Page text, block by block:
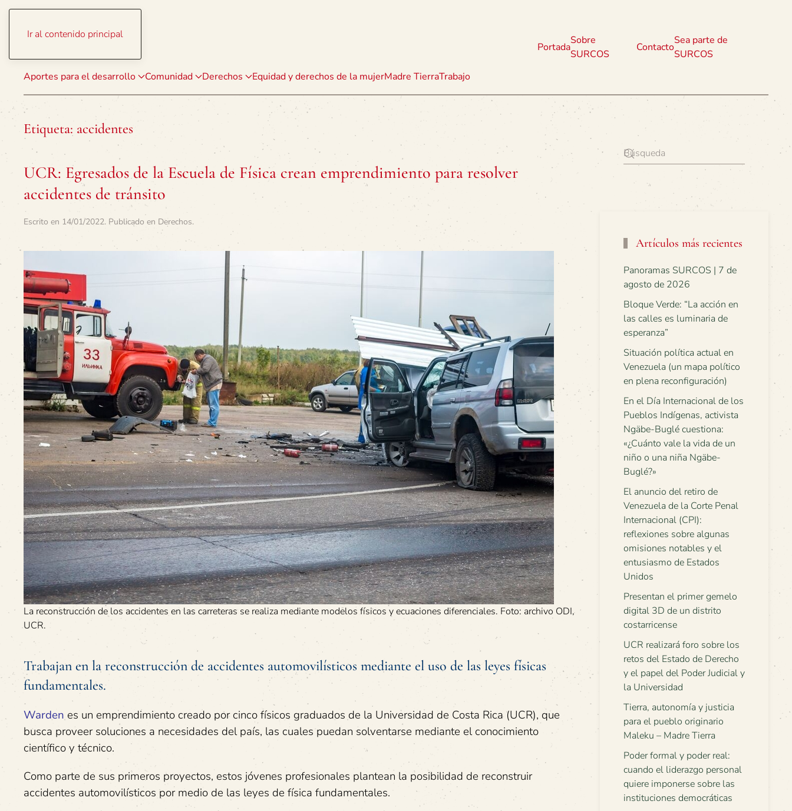
Ir al contenido principal
Aportes para el desarrollo Comunidad Derechos Equidad y derechos de la mujerMadre TierraTrabajo
Portada
Sobre
SURCOS
Contacto
Sea parte de
SURCOS
Etiqueta: accidentes
UCR: Egresados de la Escuela de Física crean emprendimiento para resolver
accidentes de tránsito
Escrito en 14/01/2022. Publicado en Derechos.
La reconstrucción de los accidentes en las carreteras se realiza mediante modelos físicos y ecuaciones diferenciales. Foto: archivo ODI,
UCR.
Trabajan en la reconstrucción de accidentes automovilísticos mediante el uso de las leyes físicas
fundamentales.
Warden es un emprendimiento creado por cinco físicos graduados de la Universidad de Costa Rica (UCR), que
busca proveer soluciones a necesidades del país, las cuales puedan solventarse mediante el conocimiento
científico y técnico.
Como parte de sus primeros proyectos, estos jóvenes profesionales plantean la posibilidad de reconstruir
accidentes automovilísticos por medio de las leyes de física fundamentales.
Artículos más recientes
Panoramas SURCOS | 7 de
agosto de 2026
Bloque Verde: “La acción en
las calles es luminaria de
esperanza”
Situación política actual en
Venezuela (un mapa político
en plena reconfiguración)
En el Día Internacional de los
Pueblos Indígenas, activista
Ngäbe-Buglé cuestiona:
«¿Cuánto vale la vida de un
niño o una niña Ngäbe-
Buglé?»
El anuncio del retiro de
Venezuela de la Corte Penal
Internacional (CPI):
reflexiones sobre algunas
omisiones notables y el
entusiasmo de Estados
Unidos
Presentan el primer gemelo
digital 3D de un distrito
costarricense
UCR realizará foro sobre los
retos del Estado de Derecho
y el papel del Poder Judicial y
la Universidad
Tierra, autonomía y justicia
para el pueblo originario
Maleku – Madre Tierra
Poder formal y poder real:
cuando el liderazgo personal
quiere imponerse sobre las
instituciones democráticas